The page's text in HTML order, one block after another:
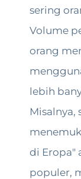
sering
Volume
orang
lebih
Misalnya,
di Eropa"
populer,